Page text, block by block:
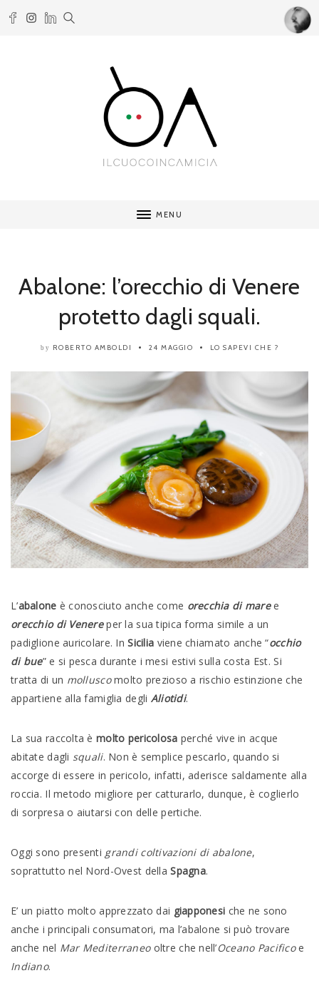
MENU
Abalone: l’orecchio di Venere
protetto dagli squali.
by ROBERTO AMBOLDI 24 MAGGIO LO SAPEVI CHE ?
L’abalone è conosciuto anche come orecchia di mare e
orecchio di Venereper la sua tipica forma simile a un
padiglione auricolare. InSicilia viene chiamato anche “occhio
di bue” e si pesca durante i mesi estivi sulla costa Est. Si
tratta di un molluscomolto prezioso a rischio estinzione che
appartiene alla famiglia degli Aliotidi.
La sua raccolta èmolto pericolosa perché vive in acque
abitate dagli squali. Non è semplice pescarlo, quando si
accorge di essere in pericolo, infatti, aderisce saldamente alla
roccia. Il metodo migliore per catturarlo, dunque, è coglierlo
di sorpresa o aiutarsi con delle pertiche.
Oggi sono presenti grandi coltivazioni di abalone,
soprattutto nel Nord-Ovest dellaSpagna.
E’ un piatto molto apprezzato dai giapponesi che ne sono
anche i principali consumatori, ma l’abalone si può trovare
anche nel Mar Mediterraneooltre che nell’Oceano Pacificoe
Indiano.